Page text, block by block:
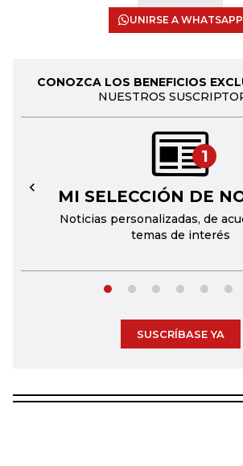
UNIRSE A WHATSAPP
CONOZCA LOS BENEFICIOS
NUESTROS
1
MI SELECCIÓN DE
Noticias personalizadas, de
temas de interés
←
SUSCRÍBASE YA